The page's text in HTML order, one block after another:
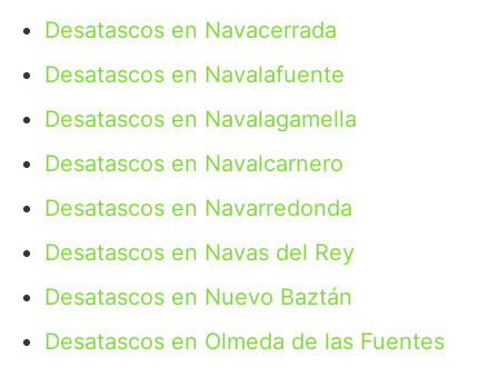
Desatascos en Navacerrada
Desatascos en Navalafuente
Desatascos en Navalagamella
Desatascos en Navalcarnero
Desatascos en Navarredonda
Desatascos en Navas del Rey
Desatascos en Nuevo Baztán
Desatascos en Olmeda de las Fuentes